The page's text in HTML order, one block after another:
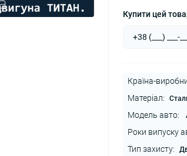
Купити цей
Країна-
Матеріал:
Модель авто:
Роки випуску
Тип захисту: